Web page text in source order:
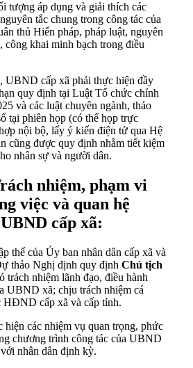
tượng áp dụng và giải thích các
tắc chung trong công tác của
thủ Hiến pháp, pháp luật, nguyên
công khai minh bạch trong điều
UBND cấp xã phải thực hiện đầy
quy định tại Luật Tổ chức chính
và các luật chuyên ngành, thảo
tại phiên họp (có thể họp trực
nội bộ, lấy ý kiến điện tử qua Hệ
cũng được quy định nhằm tiết kiệm
nhân sự và người dân.
nhiệm, phạm vi
việc và quan hệ
cấp xã:
thể của Ủy ban nhân dân cấp xã và
thảo Nghị định quy định Chủ tịch
trách nhiệm lãnh đạo, điều hành
UBND xã; chịu trách nhiệm cá
HĐND cấp xã và cấp tỉnh.
hiện các nhiệm vụ quan trọng, phức
chương trình công tác của UBND
nhân dân định kỳ.